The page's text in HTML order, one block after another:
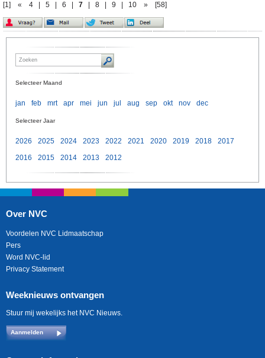
[1] « 4 5 6 7 8 9 10 » [58]
Selecteer Maand
jan feb mrt apr mei jun jul aug sep okt nov dec
Selecteer Jaar
2026 2025 2024 2023 2022 2021 2020 2019 2018
2017
2016
2015 2014 2013 2012
Over NVC
Voordelen NVC Lidmaatschap
Pers
Word NVC-lid
Privacy Statement
Weeknieuws ontvangen
Stuur mij wekelijks het NVC Nieuws.
Aanmelden